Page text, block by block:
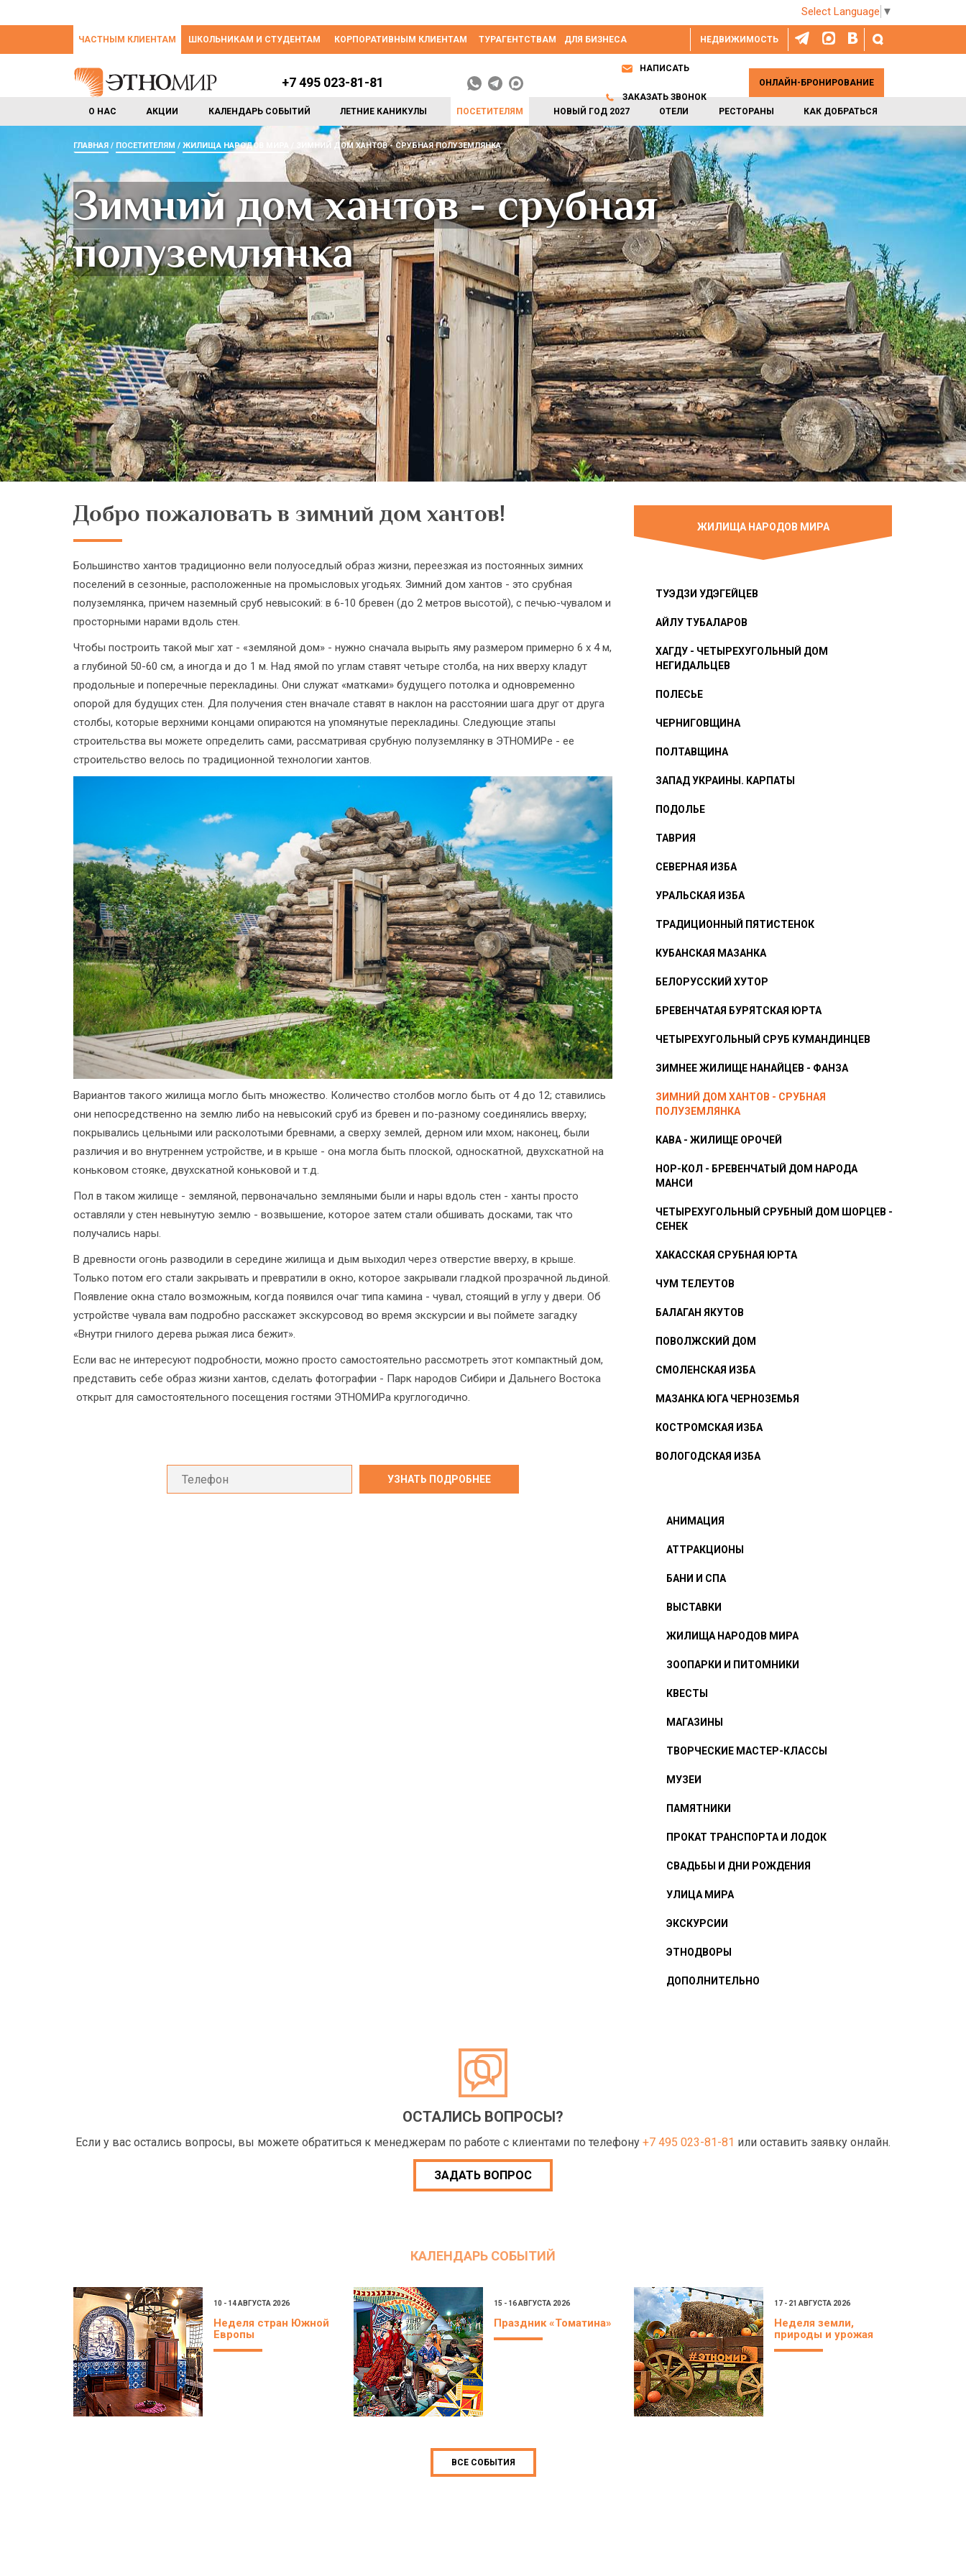
Select Language ▼
НЕДВИЖИМОСТЬ
ЧАСТНЫМ КЛИЕНТАМ ШКОЛЬНИКАМ И СТУДЕНТАМ КОРПОРАТИВНЫМ КЛИЕНТАМ ТУРАГЕНТСТВАМ ДЛЯ БИЗНЕСА
О НАС АКЦИИ КАЛЕНДАРЬ СОБЫТИЙ ЛЕТНИЕ КАНИКУЛЫ ПОСЕТИТЕЛЯМ НОВЫЙ ГОД 2027 ОТЕЛИ РЕСТОРАНЫ КАК ДОБРАТЬСЯ
+7 495 023-81-81
НАПИСАТЬ
ЗАКАЗАТЬ ЗВОНОК
ОНЛАЙН-БРОНИРОВАНИЕ
ГЛАВНАЯ ПОСЕТИТЕЛЯМ ЖИЛИЩА НАРОДОВ МИРА ЗИМНИЙ ДОМ ХАНТОВ - СРУБНАЯ ПОЛУЗЕМЛЯНКА
Зимний дом хантов - срубная
полуземлянка
Добро пожаловать в зимний дом хантов!
Большинство хантов традиционно вели полуоседлый образ жизни, переезжая из постоянных зимних
поселений в сезонные, расположенные на промысловых угодьях. Зимний дом хантов - это срубная
полуземлянка, причем наземный сруб невысокий: в 6-10 бревен (до 2 метров высотой), с печью-чувалом и
просторными нарами вдоль стен.
Чтобы построить такой мыг хат - «земляной дом» - нужно сначала вырыть яму размером примерно 6 х 4 м,
а глубиной 50-60 см, а иногда и до 1 м. Над ямой по углам ставят четыре столба, на них вверху кладут
продольные и поперечные перекладины. Они служат «матками» будущего потолка и одновременно
опорой для будущих стен. Для получения стен вначале ставят в наклон на расстоянии шага друг от друга
столбы, которые верхними концами опираются на упомянутые перекладины. Следующие этапы
строительства вы можете определить сами, рассматривая срубную полуземлянку в ЭТНОМИРе - ее
строительство велось по традиционной технологии хантов.
Вариантов такого жилища могло быть множество. Количество столбов могло быть от 4 до 12; ставились
они непосредственно на землю либо на невысокий сруб из бревен и по-разному соединялись вверху;
покрывались цельными или расколотыми бревнами, а сверху землей, дерном или мхом; наконец, были
различия и во внутреннем устройстве, и в крыше - она могла быть плоской, односкатной, двухскатной на
коньковом стояке, двухскатной коньковой и т.д.
Пол в таком жилище - земляной, первоначально земляными были и нары вдоль стен - ханты просто
оставляли у стен невынутую землю - возвышение, которое затем стали обшивать досками, так что
получались нары.
В древности огонь разводили в середине жилища и дым выходил через отверстие вверху, в крыше.
Только потом его стали закрывать и превратили в окно, которое закрывали гладкой прозрачной льдиной.
Появление окна стало возможным, когда появился очаг типа камина - чувал, стоящий в углу у двери. Об
устройстве чувала вам подробно расскажет экскурсовод во время экскурсии и вы поймете загадку
«Внутри гнилого дерева рыжая лиса бежит».
Если вас не интересуют подробности, можно просто самостоятельно рассмотреть этот компактный дом,
представить себе образ жизни хантов, сделать фотографии - Парк народов Сибири и Дальнего Востока
открыт для самостоятельного посещения гостями ЭТНОМИРа круглогодично.
ЖИЛИЩА НАРОДОВ МИРА
ТУЭДЗИ УДЭГЕЙЦЕВ
АЙЛУ ТУБАЛАРОВ
ХАГДУ - ЧЕТЫРЕХУГОЛЬНЫЙ ДОМ
НЕГИДАЛЬЦЕВ
ПОЛЕСЬЕ
ЧЕРНИГОВЩИНА
ПОЛТАВЩИНА
ЗАПАД УКРАИНЫ. КАРПАТЫ
ПОДОЛЬЕ
ТАВРИЯ
СЕВЕРНАЯ ИЗБА
УРАЛЬСКАЯ ИЗБА
ТРАДИЦИОННЫЙ ПЯТИСТЕНОК
КУБАНСКАЯ МАЗАНКА
БЕЛОРУССКИЙ ХУТОР
БРЕВЕНЧАТАЯ БУРЯТСКАЯ ЮРТА
ЧЕТЫРЕХУГОЛЬНЫЙ СРУБ КУМАНДИНЦЕВ
ЗИМНЕЕ ЖИЛИЩЕ НАНАЙЦЕВ - ФАНЗА
ЗИМНИЙ ДОМ ХАНТОВ - СРУБНАЯ
ПОЛУЗЕМЛЯНКА
КАВА - ЖИЛИЩЕ ОРОЧЕЙ
НОР-КОЛ - БРЕВЕНЧАТЫЙ ДОМ НАРОДА
МАНСИ
ЧЕТЫРЕХУГОЛЬНЫЙ СРУБНЫЙ ДОМ ШОРЦЕВ -
СЕНЕК
ХАКАССКАЯ СРУБНАЯ ЮРТА
ЧУМ ТЕЛЕУТОВ
БАЛАГАН ЯКУТОВ
ПОВОЛЖСКИЙ ДОМ
СМОЛЕНСКАЯ ИЗБА
МАЗАНКА ЮГА ЧЕРНОЗЕМЬЯ
КОСТРОМСКАЯ ИЗБА
ВОЛОГОДСКАЯ ИЗБА
АНИМАЦИЯ
АТТРАКЦИОНЫ
БАНИ И СПА
ВЫСТАВКИ
ЖИЛИЩА НАРОДОВ МИРА
ЗООПАРКИ И ПИТОМНИКИ
КВЕСТЫ
МАГАЗИНЫ
ТВОРЧЕСКИЕ МАСТЕР-КЛАССЫ
МУЗЕИ
ПАМЯТНИКИ
ПРОКАТ ТРАНСПОРТА И ЛОДОК
СВАДЬБЫ И ДНИ РОЖДЕНИЯ
УЛИЦА МИРА
ЭКСКУРСИИ
ЭТНОДВОРЫ
ДОПОЛНИТЕЛЬНО
ОСТАЛИСЬ ВОПРОСЫ?
Если у вас остались вопросы, вы можете обратиться к менеджерам по работе с клиентами по телефону +7 495 023-81-81 или оставить заявку онлайн.
ЗАДАТЬ ВОПРОС
КАЛЕНДАРЬ СОБЫТИЙ
10 - 14 АВГУСТА 2026
Неделя стран Южной
Европы
15 - 16 АВГУСТА 2026
Праздник «Томатина»
17 - 21 АВГУСТА 2026
Неделя земли,
природы и урожая
ВСЕ СОБЫТИЯ